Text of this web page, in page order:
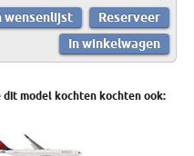
dit model kochten kochten ook: